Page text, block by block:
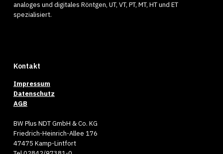
analoges und digitales Röntgen, UT, VT, PT, MT, HT und ET
spezialisiert.
Kontakt
Impressum
Datenschutz
AGB
BW Plus NDT GmbH & Co. KG
Friedrich-Heinrich-Allee 176
47475 Kamp-Lintfort